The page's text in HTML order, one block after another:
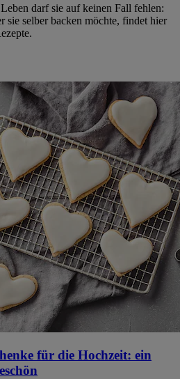
darf sie auf keinen Fall fehlen:
sie selber backen möchte, findet hier
für die Hochzeit: ein